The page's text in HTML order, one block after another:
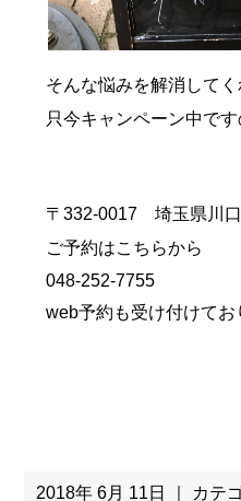
そんな悩みを解消して
只今キャンペーン中で
〒332-0017 埼玉県川
ご予約はこちらから
048-252-7755
web予約も受け付けて
2018年 6月 11日 ｜ カテ